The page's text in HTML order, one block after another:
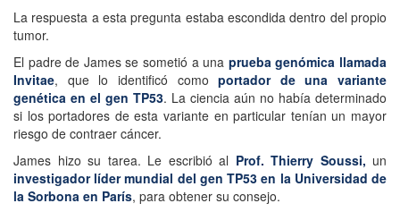
La respuesta a esta pregunta estaba escondida dentro del propio
tumor.
El padre de James se sometió a una prueba genómica llamada
Invitae, que lo identificó comoportador de una variante
genética en el gen TP53. La ciencia aún no había determinado
si los portadores de esta variante en particular tenían un mayor
riesgo de contraer cáncer.
James hizo su tarea. Le escribió al Prof. Thierry Soussi, un
investigador líder mundial del gen TP53 en la Universidad de
la Sorbona en París, para obtener su consejo.